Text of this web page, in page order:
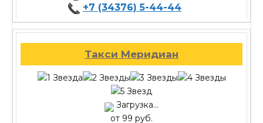
+7 (34376) 5-44-44
Такси Меридиан
Загрузка...
от 99 руб.